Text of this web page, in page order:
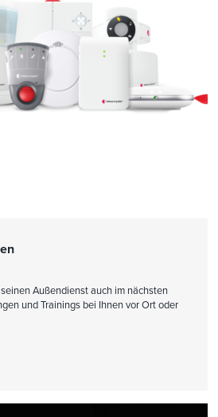
Außendienst auch im nächsten
und Trainings bei Ihnen vor Ort oder